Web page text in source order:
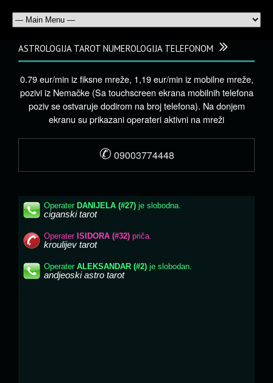
ASTROLOGIJA TAROT NUMEROLOGIJA TELEFONOM
0.79 eur/min iz fiksne mreže, 1,19 eur/min iz mobilne mreže,
pozivi iz Nemačke (Sa touchscreen ekrana mobilnih telefona
poziv se ostvaruje dodirom na broj telefona). Na donjem
ekranu su prikazani operateri aktivni na mreži
✆ 09003774448